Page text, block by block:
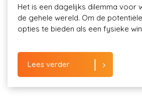
Het is een dagelijks dilemma voor
de gehele wereld. Om de
opties te bieden als een fysieke
Lees verder